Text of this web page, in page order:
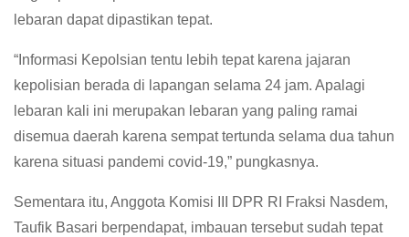
lebaran dapat dipastikan tepat.
“Informasi Kepolsian tentu lebih tepat karena jajaran
kepolisian berada di lapangan selama 24 jam. Apalagi
lebaran kali ini merupakan lebaran yang paling ramai
disemua daerah karena sempat tertunda selama dua tahun
karena situasi pandemi covid-19,” pungkasnya.
Sementara itu, Anggota Komisi III DPR RI Fraksi Nasdem,
Taufik Basari berpendapat, imbauan tersebut sudah tepat